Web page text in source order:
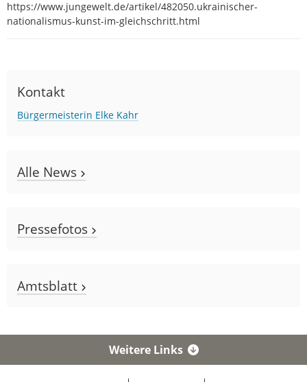
https://www.jungewelt.de/artikel/482050.ukrainischer-
nationalismus-kunst-im-gleichschritt.html
Kontakt
Bürgermeisterin Elke Kahr
Alle News
Pressefotos
Amtsblatt
Weitere Links